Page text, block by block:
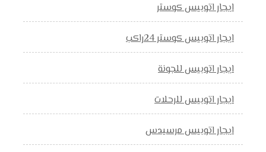
ايجار اتوبيس كوستر
ايجار اتوبيس كوستر 24راكب
ايجار اتوبيس للجونة
ايجار اتوبيس للرحلات
ايجار اتوبيس مرسيدس